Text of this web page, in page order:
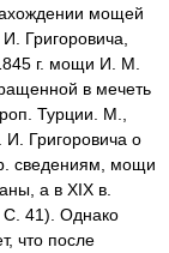
мощей
Григоровича,
г. мощи И. М.
в мечеть
Турции. М.,
Григоровича о
сведениям, мощи
а в XIX в.
С. 41). Однако
что после